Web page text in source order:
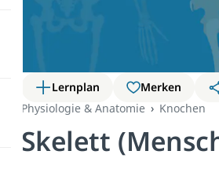
Lernplan Merken
Physiologie & Anatomie
Knochen
Skelett